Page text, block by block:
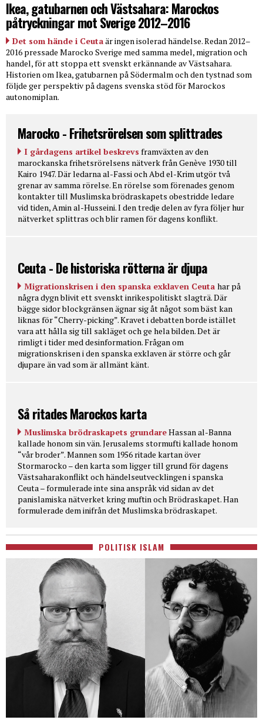
Ikea, gatubarnen och Västsahara: Marockos
påtryckningar mot Sverige 2012–2016
Det som hände i Ceutaär ingen isolerad händelse. Redan 2012–
2016 pressade Marocko Sverige med samma medel, migration och
handel, för att stoppa ett svenskt erkännande av Västsahara.
Historien om Ikea, gatubarnen på Södermalm och den tystnad som
följde ger perspektiv på dagens svenska stöd för Marockos
autonomiplan.
Marocko - Frihetsrörelsen som splittrades
I gårdagens artikel beskrevs framväxten av den
marockanska frihetsrörelsens nätverk från Genève 1930 till
Kairo 1947. Där ledarna al-Fassi och Abd el-Krim utgör två
grenar av samma rörelse. En rörelse som förenades genom
kontakter till Muslimska brödraskapets obestridde ledare
vid tiden, Amin al-Husseini. I den tredje delen av fyra följer hur
nätverket splittras och blir ramen för dagens konflikt.
Ceuta - De historiska rötterna är djupa
Migrationskrisen i den spanska exklaven Ceuta har på
några dygn blivit ett svenskt inrikespolitiskt slagträ. Där
bägge sidor blockgränsen ägnar sig åt något som bäst kan
liknas för “Cherry-picking”. Kravet i debatten borde istället
vara att hålla sig till sakläget och ge hela bilden. Det är
rimligt i tider med desinformation. Frågan om
migrationskrisen i den spanska exklaven är större och går
djupare än vad som är allmänt känt.
Så ritades Marockos karta
Muslimska brödraskapets grundareHassan al-Banna
kallade honom sin vän. Jerusalems stormufti kallade honom
“vår broder”. Mannen som 1956 ritade kartan över
Stormarocko – den karta som ligger till grund för dagens
Västsaharakonflikt och händelseutvecklingen i spanska
Ceuta – formulerade inte sina anspråk vid sidan av det
panislamiska nätverket kring muftin och Brödraskapet. Han
formulerade dem inifrån det Muslimska brödraskapet.
POLITISK ISLAM